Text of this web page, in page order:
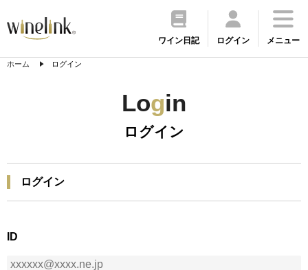
ワイン日記 ログイン メニュー
ホーム ログイン
Login
ログイン
ログイン
ID